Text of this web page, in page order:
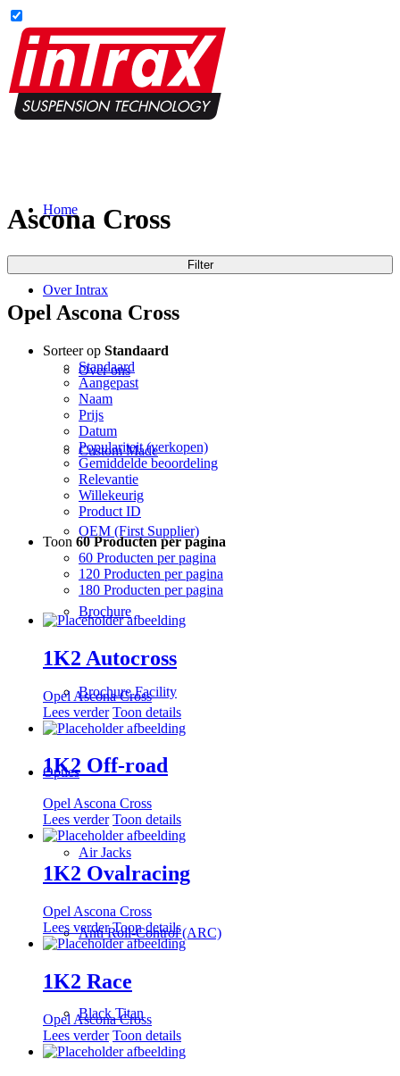
Home
Over Intrax
Over ons
Custom Made
OEM (First Supplier)
Brochure
Brochure Facility
Opties
Air Jacks
Anti Roll-Control (ARC)
Black Titan
Ascona Cross
Filter
Opel Ascona Cross
Sorteer op Standaard
Standaard
Aangepast
Naam
Prijs
Datum
Populariteit (verkopen)
Gemiddelde beoordeling
Relevantie
Willekeurig
Product ID
Toon 60 Producten per pagina
60 Producten per pagina
120 Producten per pagina
180 Producten per pagina
1K2 Autocross
Opel Ascona Cross
Lees verder Toon details
1K2 Off-road
Opel Ascona Cross
Lees verder Toon details
1K2 Ovalracing
Opel Ascona Cross
Lees verder Toon details
1K2 Race
Opel Ascona Cross
Lees verder Toon details